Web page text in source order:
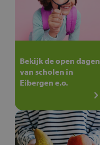
Bekijk de open dagen
van scholen in
Eibergen e.o.